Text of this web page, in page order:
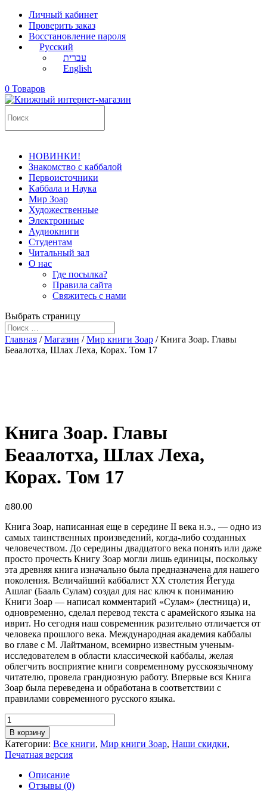
Личный кабинет
Проверить заказ
Восстановление пароля
Русский
עברית
English
0 Товаров
НОВИНКИ!
Знакомство с каббалой
Первоисточники
Каббала и Наука
Мир Зоар
Художественные
Электронные
Аудиокниги
Студентам
Читальный зал
О нас
Где посылка?
Правила сайта
Свяжитесь с нами
Выбрать страницу
Главная /Магазин /Мир книги Зоар / Книга Зоар. Главы
Беаалотха, Шлах Леха, Корах. Том 17
Книга Зоар. Главы
Беаалотха, Шлах Леха,
Корах. Том 17
₪80.00
Книга Зоар, написанная еще в середине II века н.э., — одно из
самых таинственных произведений, когда-либо созданных
человечеством. До середины двадцатого века понять или даже
просто прочесть Книгу Зоар могли лишь единицы, поскольку
эта древняя книга изначально была предназначена для нашего
поколения. Величайший каббалист XX столетия Йегуда
Ашлаг (Бааль Сулам) создал для нас ключ к пониманию
Книги Зоар — написал комментарий «Сулам» (лестница) и,
одновременно, сделал перевод текста с арамейского языка на
иврит. Но сегодня наш современник разительно отличается от
человека прошлого века. Международная академия каббалы
во главе с М. Лайтманом, всемирно известным ученым-
исследователем в области классической каббалы, желая
облегчить восприятие книги современному русскоязычному
читателю, провела грандиозную работу. Впервые вся Книга
Зоар была переведена и обработана в соответствии с
правилами современного русского языка.
Количество
товара
Книга
Зоар.
Главы
Беаалотха,
Шлах
В корзину
Категории: Все книги, Мир книги Зоар, Наши скидки,
Печатная версия
Описание
Отзывы (0)